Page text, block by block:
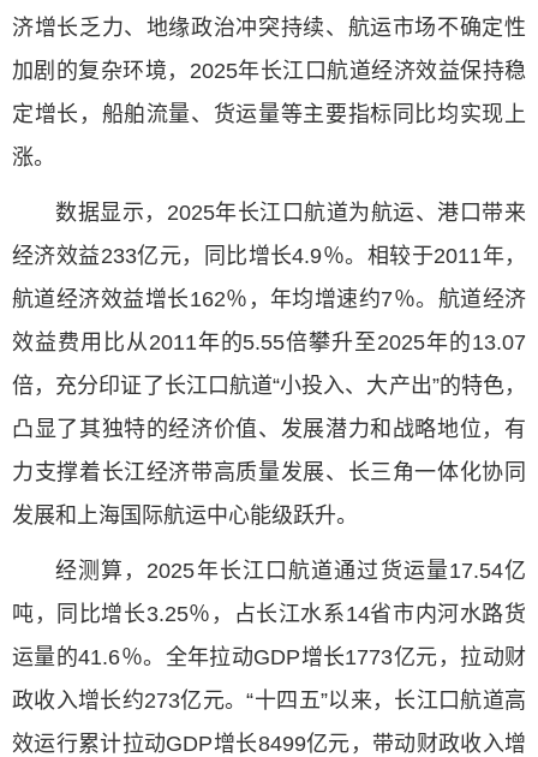
济增长乏力、地缘政治冲突持续、航运市场不确定性
加剧的复杂环境，2025年长江口航道经济效益保持稳
定增长，船舶流量、货运量等主要指标同比均实现上
涨。
数据显示，2025年长江口航道为航运、港口带来
经济效益233亿元，同比增长4.9％。相较于2011年，
航道经济效益增长162％，年均增速约7％。航道经济
效益费用比从2011年的5.55倍攀升至2025年的13.07
倍，充分印证了长江口航道“小投入、大产出”的特色，
凸显了其独特的经济价值、发展潜力和战略地位，有
力支撑着长江经济带高质量发展、长三角一体化协同
发展和上海国际航运中心能级跃升。
经测算，2025年长江口航道通过货运量17.54亿
吨，同比增长3.25％，占长江水系14省市内河水路货
运量的41.6％。全年拉动GDP增长1773亿元，拉动财
政收入增长约273亿元。“十四五”以来，长江口航道高
效运行累计拉动GDP增长8499亿元，带动财政收入增